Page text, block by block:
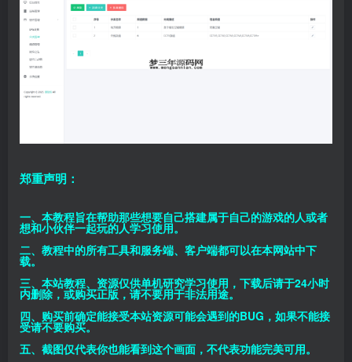
郑重声明：
一、本教程旨在帮助那些想要自己搭建属于自己的游戏的人或者
想和小伙伴一起玩的人学习使用。
二、教程中的所有工具和服务端、客户端都可以在本网站中下
载。
三、本站教程、资源仅供单机研究学习使用，下载后请于24小时
内删除，或购买正版，请不要用于非法用途。
四、购买前确定能接受本站资源可能会遇到的BUG，如果不能接
受请不要购买。
五、截图仅代表你也能看到这个画面，不代表功能完美可用。